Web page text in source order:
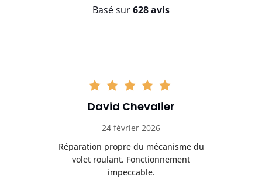
Basé sur628 avis
David Chevalier
24 février 2026
Réparation propre du mécanisme du
volet roulant. Fonctionnement
impeccable.